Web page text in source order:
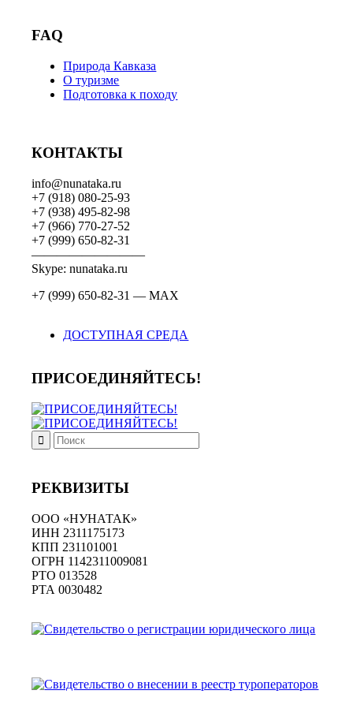
FAQ
Природа Кавказа
О туризме
Подготовка к походу
КОНТАКТЫ
info@nunataka.ru
+7 (918) 080-25-93
+7 (938) 495-82-98
+7 (966) 770-27-52
+7 (999) 650-82-31
—————————
Skype: nunataka.ru
+7 (999) 650-82-31 — MAX
ДОСТУПНАЯ СРЕДА
ПРИСОЕДИНЯЙТЕСЬ!
РЕКВИЗИТЫ
ООО «НУНАТАК»
ИНН 2311175173
КПП 231101001
ОГРН 1142311009081
PTO 013528
РТА 0030482